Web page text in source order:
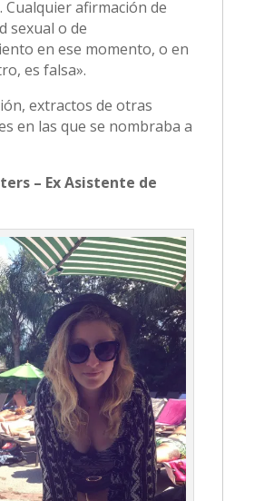
Cualquier afirmación de
sexual o de
en ese momento, o en
es falsa».
extractos de otras
en las que se nombraba a
– Ex Asistente de